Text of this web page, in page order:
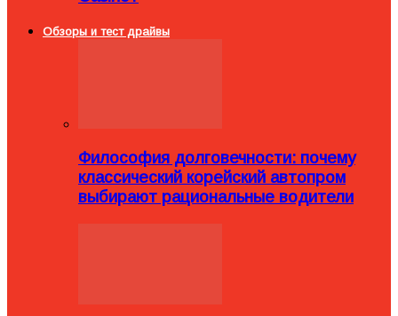
Обзоры и тест драйвы
Философия долговечности: почему
классический корейский автопром
выбирают рациональные водители